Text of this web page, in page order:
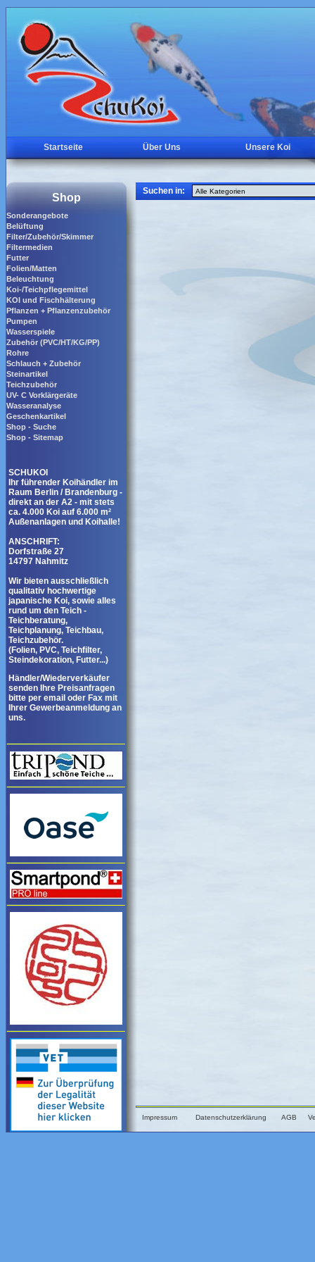
Startseite Über Uns Unsere Koi
Shop
Sonderangebote
Belüftung
Filter/Zubehör/Skimmer
Filtermedien
Futter
Folien/Matten
Beleuchtung
Koi-/Teichpflegemittel
KOI und Fischhälterung
Pflanzen + Pflanzenzubehör
Pumpen
Wasserspiele
Zubehör (PVC/HT/KG/PP)
Rohre
Schlauch + Zubehör
Steinartikel
Teichzubehör
UV- C Vorklärgeräte
Wasseranalyse
Geschenkartikel
Shop - Suche
Shop - Sitemap
SCHUKOI
Ihr führender Koihändler im
Raum Berlin / Brandenburg -
direkt an der A2 - mit stets
ca. 4.000 Koi auf 6.000 m²
Außenanlagen und Koihalle!
ANSCHRIFT:
Dorfstraße 27
14797 Nahmitz
Wir bieten ausschließlich
qualitativ hochwertige
japanische Koi, sowie alles
rund um den Teich -
Teichberatung,
Teichplanung, Teichbau,
Teichzubehör.
(Folien, PVC, Teichfilter,
Steindekoration, Futter...)
Händler/Wiederverkäufer
senden Ihre Preisanfragen
bitte per email oder Fax mit
Ihrer Gewerbeanmeldung an
uns.
Suchen in:
Impressum Datenschutzerklärung AGB